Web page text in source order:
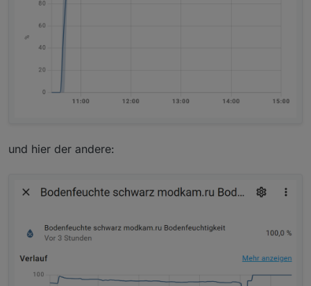
und hier der andere: